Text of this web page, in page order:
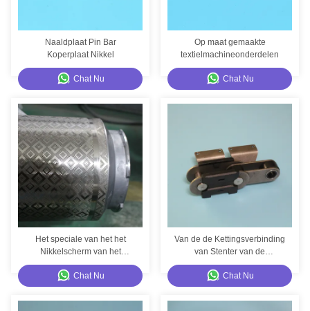
Naaldplaat Pin Bar
Koperplaat Nikkel
Chat Nu
Op maat gemaakte
textielmachineonderdelen
Chat Nu
Het speciale van het het
Nikkelscherm van het
Deklaagscherm van het de
Dalings Plastic Nikkel
Aangepaste Diverse Patroon
het Scherm herhaalt Lengte
Chat Nu
Van de de Kettingsverbinding
van Stenter van de
Santexss304 Koolstof
Materiële de Persdelen van
Santex
Chat Nu